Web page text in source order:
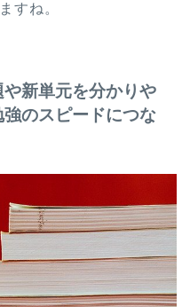
すね。
新単元を分かりや
のスピードにつな